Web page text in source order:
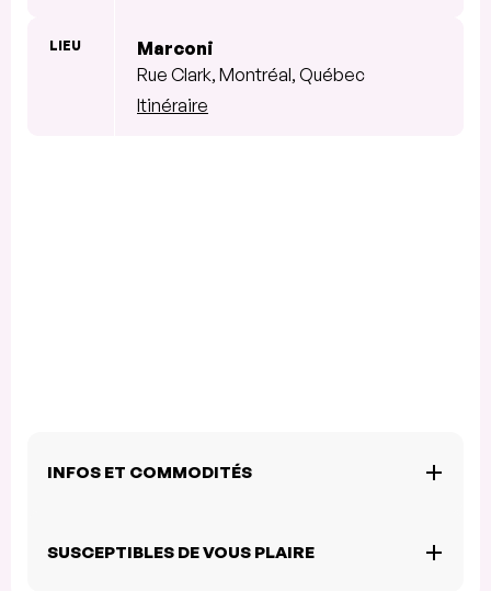
LIEU
Marconi
Rue Clark, Montréal, Québec
Itinéraire
INFOS ET COMMODITÉS
SUSCEPTIBLES DE VOUS PLAIRE